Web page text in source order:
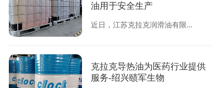
油用于安全生产
近日，江苏克拉克润滑油有限...
克拉克导热油为医药行业提供
服务-绍兴赜军生物